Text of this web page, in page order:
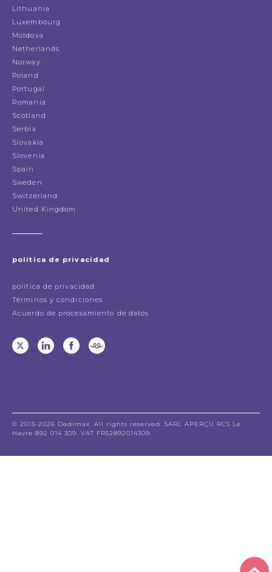
Lithuania
Luxembourg
Moldova
Netherlands
Norway
Poland
Portugal
Romania
Scotland
Serbia
Slovakia
Slovenia
Spain
Sweden
Switzerland
United Kingdom
política de privacidad
política de privacidad
Términos y condiciones
Acuerdo de procesamiento de datos
© 2013-2026 Dedimax. All rights reserved. SARL APERÇU RCS Le
Havre 892 014 309. VAT FR52892014309.